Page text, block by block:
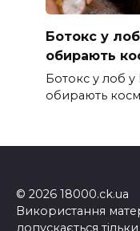
Ботокс у
обирають
Ботокс у лоб у
обирають
© 2026 18000.ck.ua
Використання
допускається